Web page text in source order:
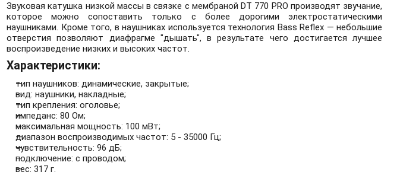
Звуковая катушка низкой массы в связке с мембраной DT 770 PRO производят звучание,
которое можно сопоставить только с более дорогими электростатическими
наушниками. Кроме того, в наушниках используется технология Bass Reflex — небольшие
отверстия позволяют диафрагме "дышать", в результате чего достигается лучшее
воспроизведение низких и высоких частот.
Характеристики:
тип наушников: динамические, закрытые;
вид: наушники, накладные;
тип крепления: оголовье;
импеданс: 80 Ом;
максимальная мощность: 100 мВт;
диапазон воспроизводимых частот: 5 - 35000 Гц;
чувствительность: 96 дБ;
подключение: с проводом;
вес: 317 г.